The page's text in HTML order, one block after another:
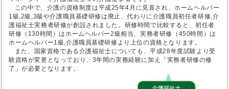
この中で、介護の資格制度は平成25年4月に見直され、ホームヘルパー
1級,2級,3級や介護職員基礎研修は廃止、代わりに介護職員初任者研修,介
護福祉士実務者研修が創設されました。研修時間で比較すると、初任者
研修（130時間）はホームヘルパー2級相当、実務者研修（450時間）は
ホームヘルパー1級,介護職員基礎研修より上位の資格となります。
また、国家資格である介護福祉士についても、平成28年度試験より受
験資格が変更となっており、3年間の実務経験に加え「実務者研修の修
了」が必要となります。